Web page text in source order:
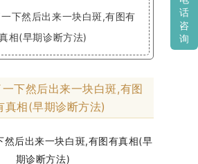
下然后出来一块白斑,有图
真相(早期诊断方法)
话
咨
询